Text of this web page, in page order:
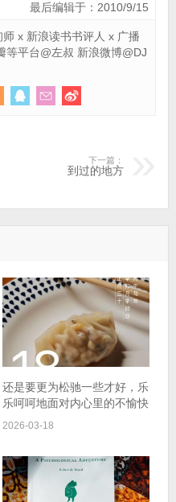
最后编辑于：2010/9/15
x 新浪读书书评人 x 广播
等平台@左叔 新浪微博@DJ
下一篇：
到过的地方
还是要更为松驰一些才好，乐
乐呵呵地面对内心里的不愉快
2026-03-18